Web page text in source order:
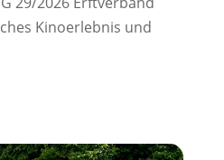
Kinoerlebnis und